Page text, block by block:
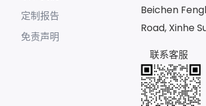
定制报告
免责声明
Beichen
Road, Xinhe
联系客服